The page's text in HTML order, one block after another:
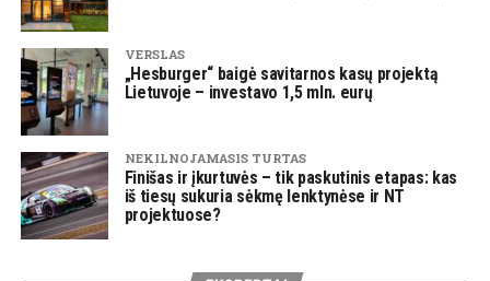
VERSLAS
„Hesburger“ baigė savitarnos kasų projektą
Lietuvoje – investavo 1,5 mln. eurų
NEKILNOJAMASIS TURTAS
Finišas ir įkurtuvės – tik paskutinis etapas: kas
iš tiesų sukuria sėkmę lenktynėse ir NT
projektuose?